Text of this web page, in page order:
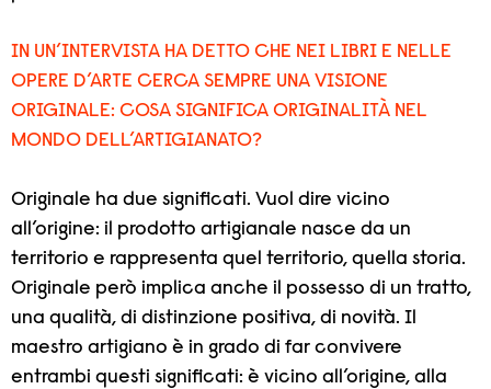
IN UN’INTERVISTA HA DETTO CHE NEI LIBRI E NELLE
OPERE D’ARTE CERCA SEMPRE UNA VISIONE
ORIGINALE: COSA SIGNIFICA ORIGINALITÀ NEL
MONDO DELL’ARTIGIANATO?
Originale ha due significati. Vuol dire vicino
all’origine: il prodotto artigianale nasce da un
territorio e rappresenta quel territorio, quella storia.
Originale però implica anche il possesso di un tratto,
una qualità, di distinzione positiva, di novità. Il
maestro artigiano è in grado di far convivere
entrambi questi significati: è vicino all’origine, alla